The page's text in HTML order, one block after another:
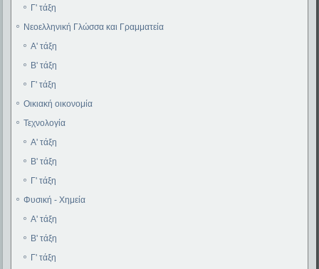
Γ' τάξη
Νεοελληνική Γλώσσα και Γραμματεία
Α' τάξη
Β' τάξη
Γ' τάξη
Οικιακή οικονομία
Τεχνολογία
Α' τάξη
Β' τάξη
Γ' τάξη
Φυσική - Χημεία
Α' τάξη
Β' τάξη
Γ' τάξη